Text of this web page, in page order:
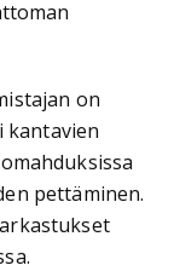
on
kantavien
pettäminen.